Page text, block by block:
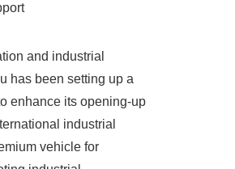
and industrial
has been setting up a
enhance its opening-up
industrial
vehicle for